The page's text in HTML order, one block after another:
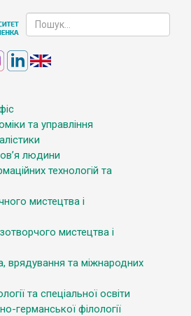
та управління
людини
технологій та
мистецтва і
мистецтва і
врядування та міжнародних
та спеціальної освіти
германської філології